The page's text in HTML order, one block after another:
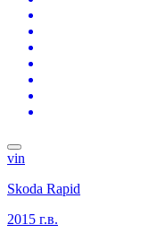
vin
Skoda Rapid
2015 г.в.